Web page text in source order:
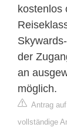
kostenlos
der
an
möglich.
Antrag
vollständige